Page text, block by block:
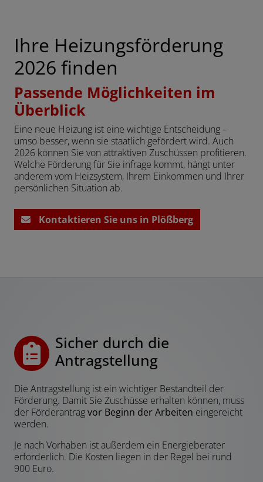
Ihre Heizungsförderung
2026 finden
Passende Möglichkeiten im
Überblick
Eine neue Heizung ist eine wichtige Entscheidung –
umso besser, wenn sie staatlich gefördert wird. Auch
2026 können Sie von attraktiven Zuschüssen profitieren.
Welche Förderung für Sie infrage kommt, hängt unter
anderem vom Heizsystem, Ihrem Einkommen und Ihrer
persönlichen Situation ab.
Kontaktieren Sie uns in Plößberg
Sicher durch die
Antragstellung
Die Antragstellung ist ein wichtiger Bestandteil der
Förderung. Damit Sie Zuschüsse erhalten können, muss
der Förderantragvor Beginn der Arbeiten eingereicht
werden.
Je nach Vorhaben ist außerdem ein Energieberater
erforderlich. Die Kosten liegen in der Regel bei rund
900 Euro.